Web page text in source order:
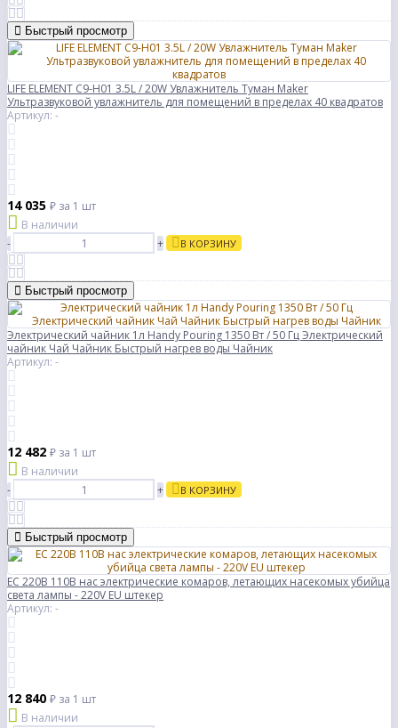
Быстрый просмотр
LIFE ELEMENT C9-H01 3.5L / 20W Увлажнитель Туман Maker
Ультразвуковой увлажнитель для помещений в пределах 40 квадратов
Артикул: -
14 035 ₽ за 1 шт
В наличии
-
+ В КОРЗИНУ
Быстрый просмотр
Электрический чайник 1л Handy Pouring 1350 Вт / 50 Гц Электрический
чайник Чай Чайник Быстрый нагрев воды Чайник
Артикул: -
12 482 ₽ за 1 шт
В наличии
-
+ В КОРЗИНУ
Быстрый просмотр
ЕС 220В 110В нас электрические комаров, летающих насекомых убийца
света лампы - 220V EU штекер
Артикул: -
12 840 ₽ за 1 шт
В наличии